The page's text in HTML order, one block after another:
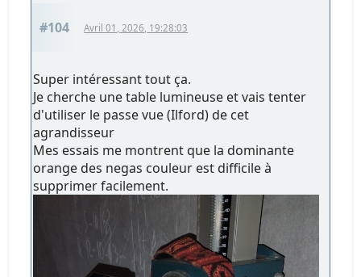
#104 Avril 01, 2026, 19:28:03
Super intéressant tout ça.
Je cherche une table lumineuse et vais tenter
d'utiliser le passe vue (Ilford) de cet
agrandisseur
Mes essais me montrent que la dominante
orange des negas couleur est difficile à
supprimer facilement.